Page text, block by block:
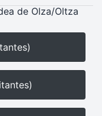
de Olza/Oltza